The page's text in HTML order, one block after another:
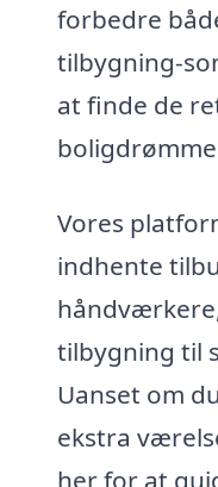
forbedre
tilbygning-
at finde de
Vores
indhente
tilbygning til
Uanset om
ekstra